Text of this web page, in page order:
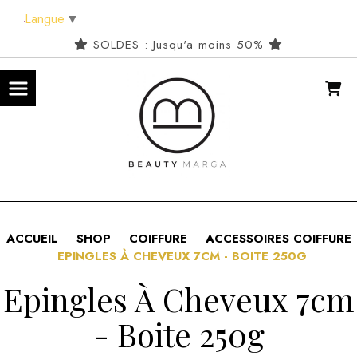
SOLDES : Jusqu'a moins 50%
ACCUEIL SHOP COIFFURE
ACCESSOIRES COIFFURE
EPINGLES À CHEVEUX 7CM - BOITE 250G
Epingles À Cheveux 7cm
- Boite 250g
Langue ▼